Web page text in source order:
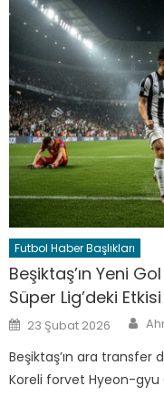
Futbol Haber Başlıkları
Beşiktaş’ın Yeni
Süper Lig’deki Etkisi
Posted
on
23 Şubat 2026
Beşiktaş’ın ara transfer
Koreli forvet Hyeon-gyu